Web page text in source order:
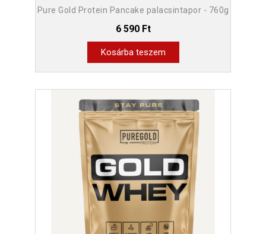
Pure Gold Protein Pancake palacsintapor - 760g
6 590 Ft
Kosárba teszem